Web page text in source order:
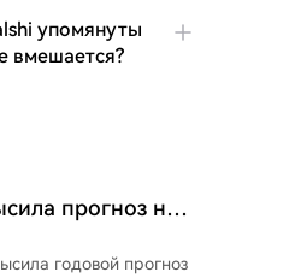
упомянуты
вмешается?
прогноз на
почти весь
годовой прогноз